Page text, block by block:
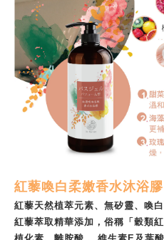
紅藜喚白柔嫩香水沐浴膠
紅藜天然植萃元素、無矽靈、喚
紅藜萃取精華添加，俗稱「穀類